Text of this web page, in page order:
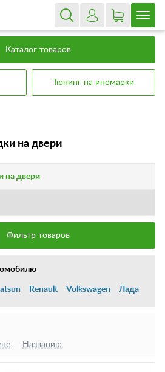
Каталог товаров
Тюнинг на иномарки
на двери
на двери
Фильтр товаров
Renault Volkswagen Лада
Названию